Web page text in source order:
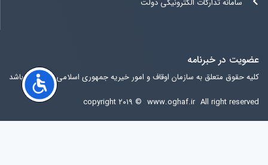
سامانه تدارکات الکترونیکی دولت
عضویت در خبرنامه
کلیه حقوق متعلق به سازمان اوقاف و امور خیریه جمهوری اسلامی ایران می باشد
copyright ۲۰۱۹ © www.oghaf.ir All right reserved